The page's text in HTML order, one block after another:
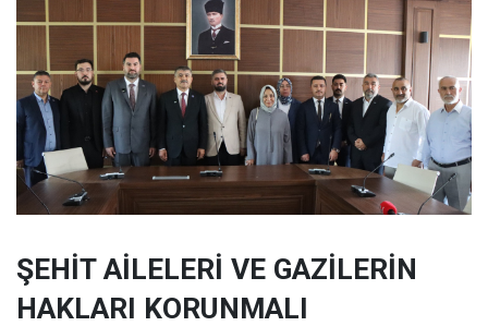
ŞEHİT AİLELERİ VE GAZİLERİN
HAKLARI KORUNMALI